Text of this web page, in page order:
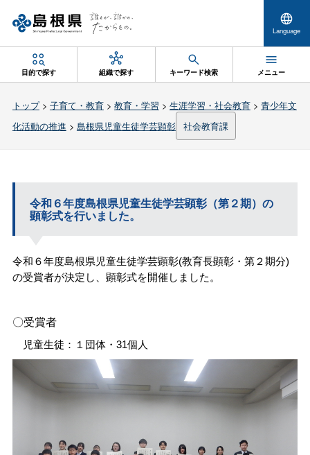
Language
目的で探す 組織で探す キーワード検索 メニュー
トップ> 子育て・教育> 教育・学習 > 生涯学習・社会教育> 青少年文
化活動の推進 > 島根県児童生徒学芸顕彰 社会教育課
令和６年度島根県児童生徒学芸顕彰（第２期）の
顕彰式を行いました。
令和６年度島根県児童生徒学芸顕彰(教育長顕彰・第２期分)
の受賞者が決定し、顕彰式を開催しました。
〇受賞者
児童生徒：１団体・31個人